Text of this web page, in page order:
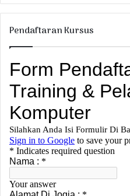
Pendaftaran Kursus